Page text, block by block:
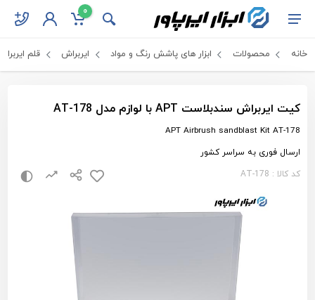
0
خانه محصولات ابزار های پاشش رنگ و مواد ایربراش قلم
کیت ایربراش سندبلاست APT با لوازم مدل AT-178
APT Airbrush sandblast Kit AT-178
ارسال فوری به سراسر کشور
کد کالا : AT-178